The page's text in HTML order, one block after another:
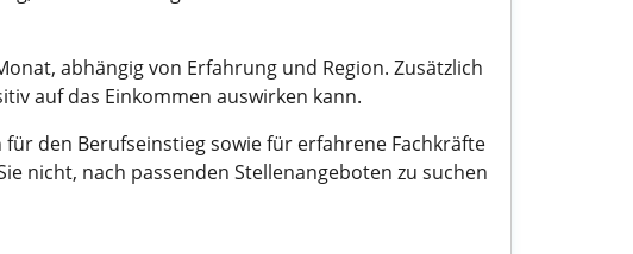
abhängig von Erfahrung und Region. Zusätzlich
auf das Einkommen auswirken kann.
den Berufseinstieg sowie für erfahrene Fachkräfte
nicht, nach passenden Stellenangeboten zu suchen